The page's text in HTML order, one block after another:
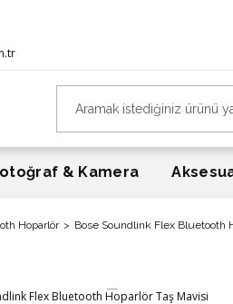
& Kamera
Hoparlör Bose Soundlink Flex Bluetooth